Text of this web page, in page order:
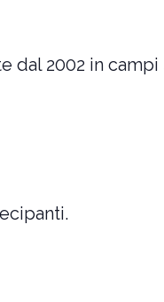
dal 2002 in